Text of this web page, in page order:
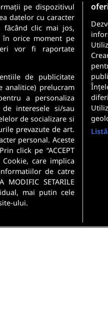
cele mai recente
direct in inbox-ul
pe dispozitivul
datelor cu caracter
făcând clic mai jos,
orice moment pe
vor fi raportate
de publicitate
analitice) prelucram
a personaliza
interesele si/sau
de socializare si
prevazute de art.
personal. Aceste
click pe “ACCEPT
care implica
de catre
SETARILE
mai putin cele
ului.